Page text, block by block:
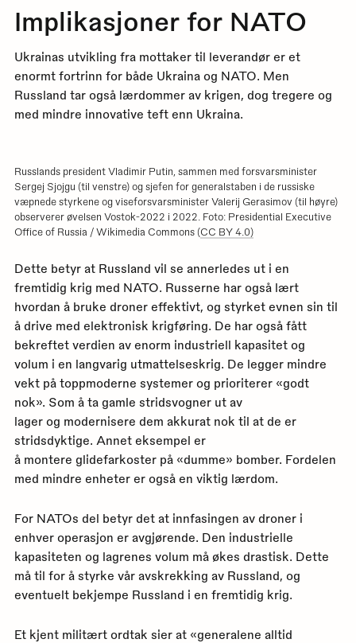
Implikasjoner for NATO
Ukrainas utvikling fra mottaker til leverandør er et
enormt fortrinn for både Ukraina og NATO. Men
Russland tar også lærdommer av krigen, dog tregere og
med mindre innovative teft enn Ukraina.
Russlands president Vladimir Putin, sammen med forsvarsminister
Sergej Sjojgu (til venstre) og sjefen for generalstaben i de russiske
væpnede styrkene og viseforsvarsminister Valerij Gerasimov (til høyre)
observerer øvelsen Vostok-2022 i 2022. Foto: Presidential Executive
Office of Russia / Wikimedia Commons (CC BY 4.0)
Dette betyr at Russland vil se annerledes ut i en
fremtidig krig med NATO. Russerne har også lært
hvordan å bruke droner effektivt, og styrket evnen sin til
å drive med elektronisk krigføring. De har også fått
bekreftet verdien av enorm industriell kapasitet og
volum i en langvarig utmattelseskrig. De legger mindre
vekt på toppmoderne systemer og prioriterer «godt
nok». Som å ta gamle stridsvogner ut av
lager og modernisere dem akkurat nok til at de er
stridsdyktige. Annet eksempel er
å montere glidefarkoster på «dumme» bomber. Fordelen
med mindre enheter er også en viktig lærdom.
For NATOs del betyr det at innfasingen av droner i
enhver operasjon er avgjørende. Den industrielle
kapasiteten og lagrenes volum må økes drastisk. Dette
må til for å styrke vår avskrekking av Russland, og
eventuelt bekjempe Russland i en fremtidig krig.
Et kjent militært ordtak sier at «generalene alltid